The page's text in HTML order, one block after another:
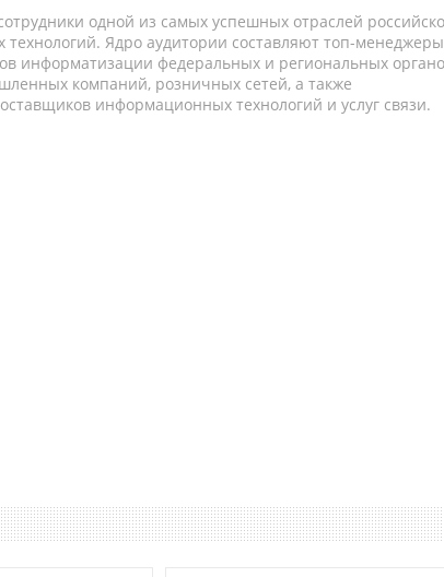
одной из самых успешных отраслей
Ядро аудитории составляют топ-
информатизации федеральных и региональных
компаний, розничных сетей, а также
информационных технологий и услуг связи.